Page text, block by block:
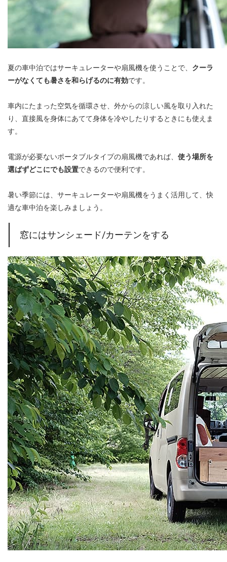
夏の車中泊ではサーキュレーターや扇風機を使うことで、 クーラ
ーがなくても暑さを和らげるのに有効です。
車内にたまった空気を循環させ、外からの涼しい風を取り入れた
り、直接風を身体にあてて身体を冷やしたりするときにも使えま
す。
電源が必要ないポータブルタイプの扇風機であれば、 使う場所を
選ばずどこにでも設置できるので便利です。
暑い季節には、サーキュレーターや扇風機をうまく活用して、快
適な車中泊を楽しみましょう。
窓にはサンシェード/カーテンをする